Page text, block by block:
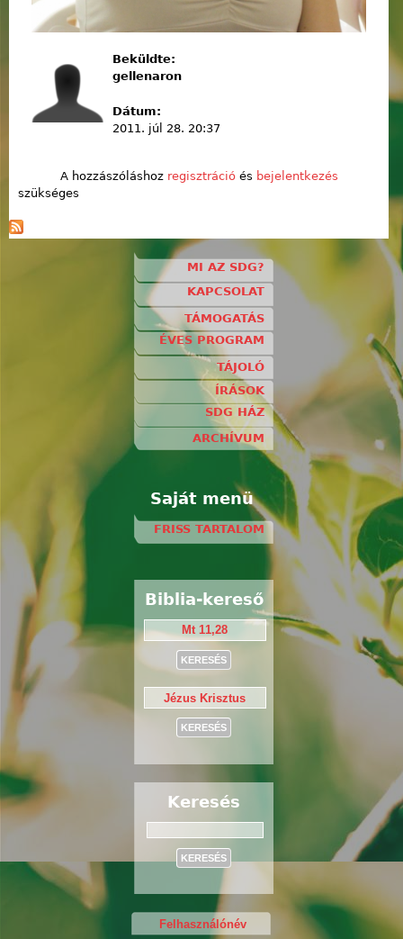
Beküldte:
gellenaron
Dátum:
2011. júl 28. 20:37
A hozzászóláshoz regisztrációés bejelentkezés
szükséges
MI AZ SDG?
KAPCSOLAT
TÁMOGATÁS
ÉVES PROGRAM
TÁJOLÓ
ÍRÁSOK
SDG HÁZ
ARCHÍVUM
Saját menü
FRISS TARTALOM
Biblia-kereső
Keresés